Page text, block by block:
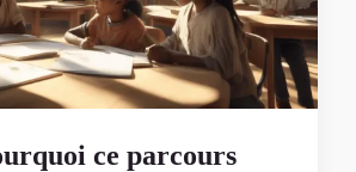
ce parcours